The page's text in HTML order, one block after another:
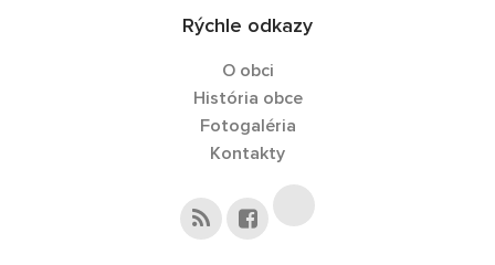
Rýchle odkazy
O obci
História obce
Fotogaléria
Kontakty